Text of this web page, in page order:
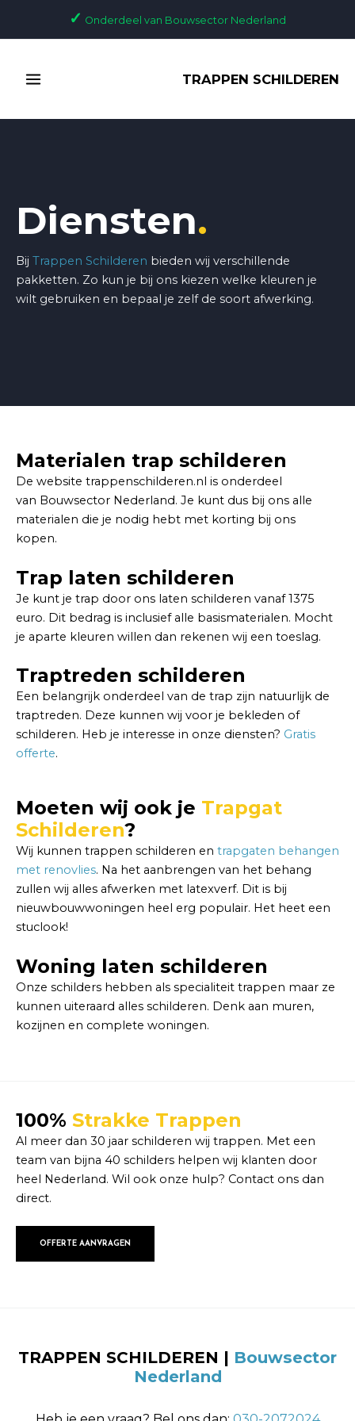
✓ Onderdeel van Bouwsector Nederland
MENU
TRAPPEN SCHILDEREN
Diensten.
Bij Trappen Schilderen bieden wij verschillende
pakketten. Zo kun je bij ons kiezen welke kleuren je
wilt gebruiken en bepaal je zelf de soort afwerking.
Materialen trap schilderen
De website trappenschilderen.nl is onderdeel
van Bouwsector Nederland. Je kunt dus bij ons alle
materialen die je nodig hebt met korting bij ons
kopen.
Trap laten schilderen
Je kunt je trap door ons laten schilderen vanaf 1375
euro. Dit bedrag is inclusief alle basismaterialen. Mocht
je aparte kleuren willen dan rekenen wij een toeslag.
Traptreden schilderen
Een belangrijk onderdeel van de trap zijn natuurlijk de
traptreden. Deze kunnen wij voor je bekleden of
schilderen. Heb je interesse in onze diensten? Gratis
offerte.
Moeten wij ook je Trapgat
Schilderen?
Wij kunnen trappen schilderen en trapgaten behangen
met renovlies. Na het aanbrengen van het behang
zullen wij alles afwerken met latexverf. Dit is bij
nieuwbouwwoningen heel erg populair. Het heet een
stuclook!
Woning laten schilderen
Onze schilders hebben als specialiteit trappen maar ze
kunnen uiteraard alles schilderen. Denk aan muren,
kozijnen en complete woningen.
100% Strakke Trappen
Al meer dan 30 jaar schilderen wij trappen. Met een
team van bijna 40 schilders helpen wij klanten door
heel Nederland. Wil ook onze hulp? Contact ons dan
direct.
OFFERTE AANVRAGEN
TRAPPEN SCHILDEREN | Bouwsector
Nederland